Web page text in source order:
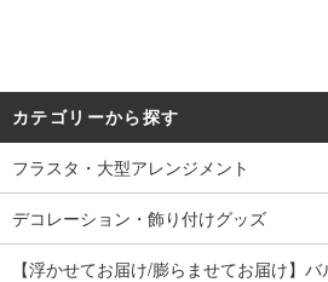
カテゴリーから探す
フラスタ・大型アレンジメント
デコレーション・飾り付けグッズ
【浮かせてお届け/膨らませてお届け】